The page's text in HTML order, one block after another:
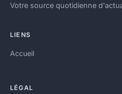
Votre source quotidienne
LIENS
Accueil
LÉGAL